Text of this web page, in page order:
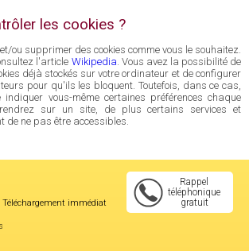
les cookies ?
ou supprimer des cookies comme vous le souhaitez.
l'article Wikipedia. Vous avez la possibilité de
déjà stockés sur votre ordinateur et de configurer
pour qu'ils les bloquent. Toutefois, dans ce cas,
indiquer vous-même certaines préférences chaque
sur un site, de plus certains services et
de ne pas être accessibles.
Rappel
téléphonique
gratuit
Téléchargement immédiat